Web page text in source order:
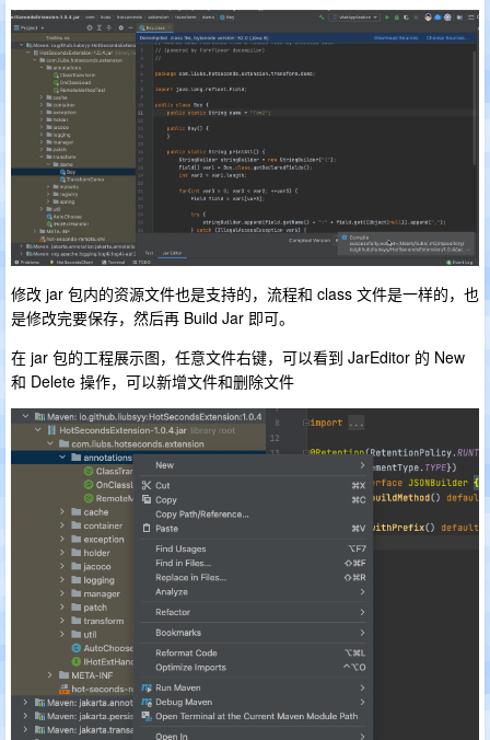
修改 jar 包内的资源文件也是支持的，流程和 class 文件是一样的，也
是修改完要保存，然后再 Build Jar 即可。
在 jar 包的工程展示图，任意文件右键，可以看到 JarEditor 的 New
和 Delete 操作，可以新增文件和删除文件